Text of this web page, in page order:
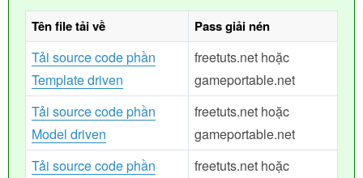
Tên file tải về Pass giải nén
Tải source code phần
Template driven
freetuts.net hoặc
gameportable.net
Tải source code phần
Model driven
freetuts.net hoặc
gameportable.net
Tải source code phần
freetuts.net hoặc